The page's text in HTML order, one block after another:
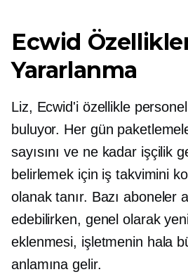
Ecwid
Yararlanma
Liz, Ecwid'i özellikle personel
buluyor. Her gün
sayısını ve ne kadar işçilik
belirlemek için iş takvimini
olanak tanır. Bazı aboneler
edebilirken, genel olarak
eklenmesi, işletmenin hala
anlamına gelir.